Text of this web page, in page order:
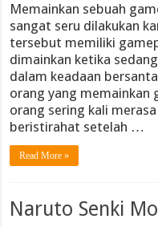
Memainkan sebuah
sangat seru dilakukan
tersebut memiliki
dimainkan ketika
dalam keadaan
orang yang memainkan
orang sering kali
beristirahat setelah …
Read More »
Naruto Senki